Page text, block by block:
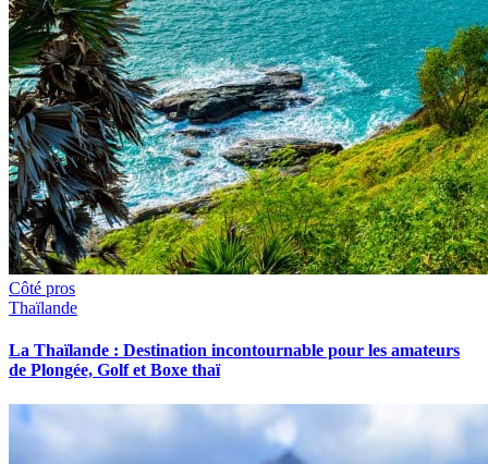
Côté pros
Thaïlande
La Thaïlande : Destination incontournable pour les amateurs
de Plongée, Golf et Boxe thaï